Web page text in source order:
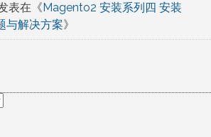
表在《Magento2 安装系列四 安装
与解决方案》